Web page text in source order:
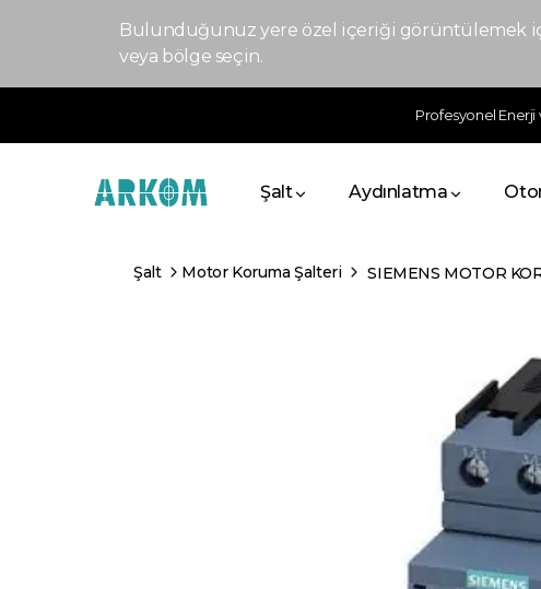
Bulunduğunuz yere özel içeriği görüntülemek
veya bölge seçin.
Profesyonel Enerji
Şalt Aydınlatma
Şalt Motor Koruma Şalteri SIEMENS MOTOR